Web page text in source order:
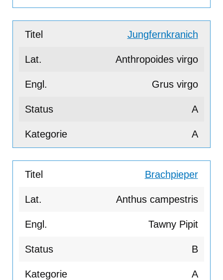
Jungfernkranich
Anthropoides virgo
Grus virgo
A
A
Brachpieper
Anthus campestris
Tawny Pipit
B
A